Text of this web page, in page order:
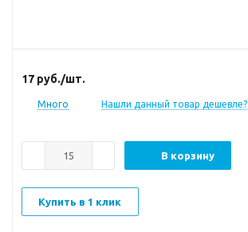
17 руб./шт.
Много Нашли данный товар дешевле?
В корзину
Купить в 1 клик